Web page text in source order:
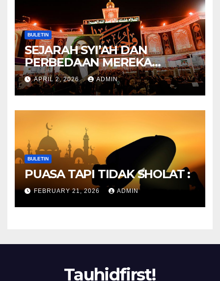
BULETIN
SEJARAH SYI’AH DAN
PERBEDAAN MEREKA
ANTARA DULU DAN
SEKARANG
APRIL 2, 2026 ADMIN
BULETIN
PUASA TAPI TIDAK SHOLAT :
FEBRUARY 21, 2026 ADMIN
Tauhidfirst!